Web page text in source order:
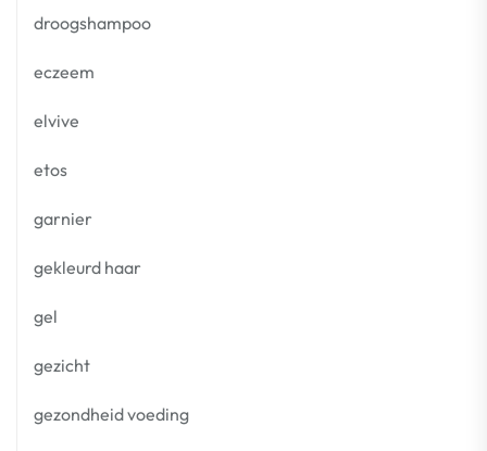
droogshampoo
eczeem
elvive
etos
garnier
gekleurd haar
gel
gezicht
gezondheid voeding